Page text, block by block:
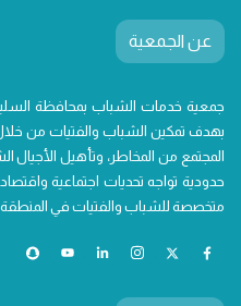
عن الجمعية
جمعية خدمات الشباب بمحافظة
بهدف تمكين الشباب والفتيات من
المجتمع من المخاطر، وتأهيل
حدودية تواجه تحديات اجتماعية
متخصصة للشباب والفتيات في